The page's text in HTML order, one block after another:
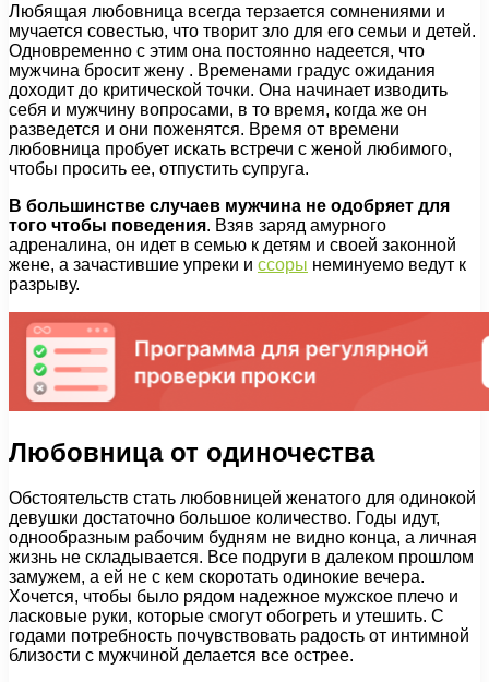
Любящая любовница всегда терзается сомнениями и
мучается совестью, что творит зло для его семьи и детей.
Одновременно с этим она постоянно надеется, что
мужчина бросит жену . Временами градус ожидания
доходит до критической точки. Она начинает изводить
себя и мужчину вопросами, в то время, когда же он
разведется и они поженятся. Время от времени
любовница пробует искать встречи с женой любимого,
чтобы просить ее, отпустить супруга.
В большинстве случаев мужчина не одобряет для
того чтобы поведения. Взяв заряд амурного
адреналина, он идет в семью к детям и своей законной
жене, а зачастившие упреки и ссоры неминуемо ведут к
разрыву.
Любовница от одиночества
Обстоятельств стать любовницей женатого для одинокой
девушки достаточно большое количество. Годы идут,
однообразным рабочим будням не видно конца, а личная
жизнь не складывается. Все подруги в далеком прошлом
замужем, а ей не с кем скоротать одинокие вечера.
Хочется, чтобы было рядом надежное мужское плечо и
ласковые руки, которые смогут обогреть и утешить. С
годами потребность почувствовать радость от интимной
близости с мужчиной делается все острее.